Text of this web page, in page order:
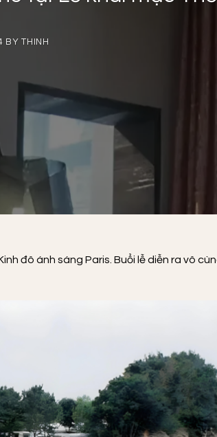
BYTHINH
đô ánh sáng Paris. Buổi lễ diễn ra vô